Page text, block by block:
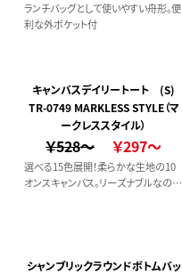
ランチバッグとして使いやすい舟形。便
利な外ポケット付
キャンバスデイリートート (S)
TR-0749 MARKLESS STYLE（マ
ークレススタイル）
￥528～ ￥297～
選べる15色展開！柔らかな生地の10
オンスキャンバス。リーズナブルなのに
シャンブリックラウンドボトムバッ